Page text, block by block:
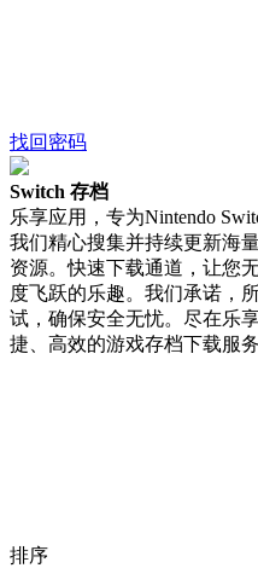
找回密码
Switch 存档
乐享应用，专为Nintendo
我们精心搜集并持续更新海
资源。快速下载通道，让您
度飞跃的乐趣。我们承诺，
试，确保安全无忧。尽在乐
捷、高效的游戏存档下载服务
排序